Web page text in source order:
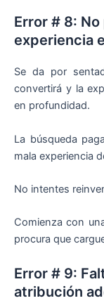
Error # 8:
experiencia
Se da por
convertirá y la
en profundidad.
La búsqueda
mala experiencia
No intentes
Comienza con
procura que
Error # 9:
atribución